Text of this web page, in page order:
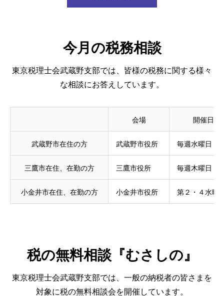
今月の税務相談
東京税理士会武蔵野支部では、皆様の税務に関する様々
な相談にお答えしています。
会場 開催日
武蔵野市在住の方 武蔵野市役所 毎週水曜日
三鷹市在住、在勤の方 三鷹市役所 毎週木曜日
小金井市在住、在勤の方 小金井市役所 第２・４水曜
税の無料相談『むさしの』
東京税理士会武蔵野支部では、一般の納税者の皆さまを
対象に税の無料相談会を開催しています。